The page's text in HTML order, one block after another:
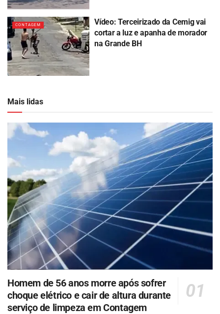
CONTAGEM
Vídeo: Terceirizado da Cemig vai
cortar a luz e apanha de morador
na Grande BH
Mais lidas
Homem de 56 anos morre após sofrer
choque elétrico e cair de altura durante
serviço de limpeza em Contagem